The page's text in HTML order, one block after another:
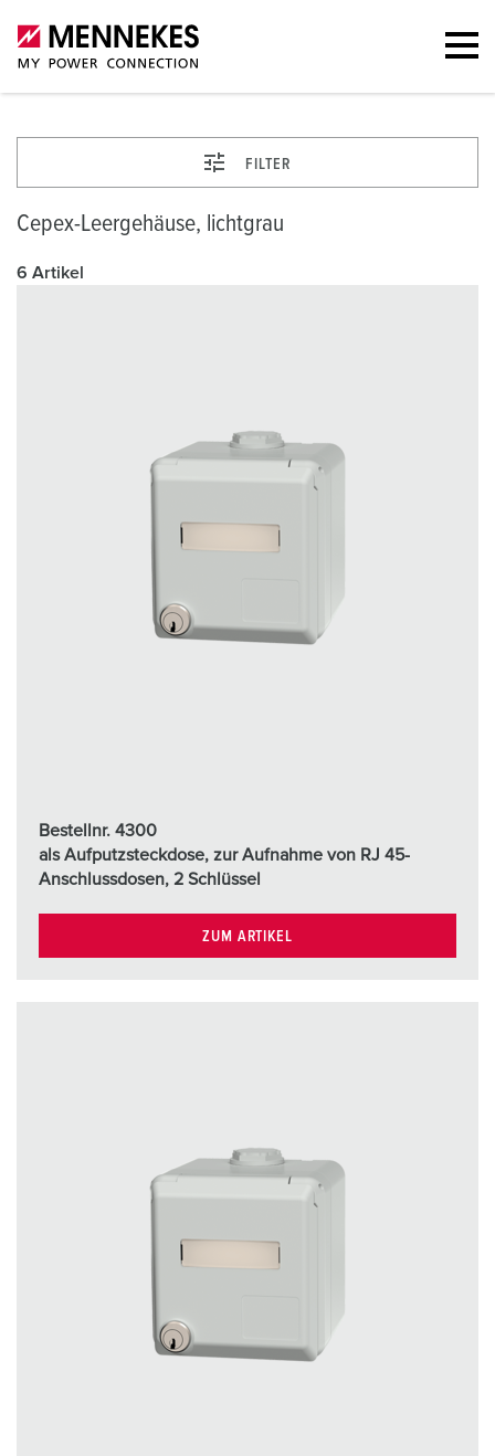
FILTER
Cepex-Leergehäuse, lichtgrau
6 Artikel
Bestellnr. 4300
als Aufputzsteckdose, zur Aufnahme von RJ 45-
Anschlussdosen, 2 Schlüssel
ZUM ARTIKEL